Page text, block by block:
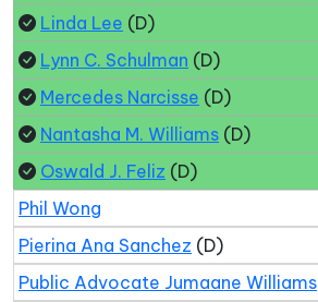
Linda Lee (D)
Lynn C. Schulman (D)
Mercedes Narcisse (D)
Nantasha M. Williams (D)
Oswald J. Feliz (D)
Phil Wong
Pierina Ana Sanchez (D)
Public Advocate Jumaane Williams